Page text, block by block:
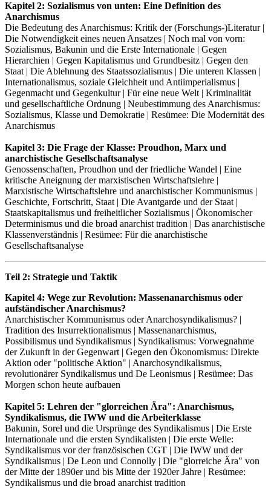
Kapitel 2: Sozialismus von unten: Eine Definition des
Anarchismus
Die Bedeutung des Anarchismus: Kritik der (Forschungs-)Literatur |
Die Notwendigkeit eines neuen Ansatzes | Noch mal von vorn:
Sozialismus, Bakunin und die Erste Internationale | Gegen
Hierarchien | Gegen Kapitalismus und Grundbesitz | Gegen den
Staat | Die Ablehnung des Staatssozialismus | Die unteren Klassen |
Internationalismus, soziale Gleichheit und Antiimperialismus |
Gegenmacht und Gegenkultur | Für eine neue Welt | Kriminalität
und gesellschaftliche Ordnung | Neubestimmung des Anarchismus:
Sozialismus, Klasse und Demokratie | Resümee: Die Modernität des
Anarchismus
Kapitel 3: Die Frage der Klasse: Proudhon, Marx und
anarchistische Gesellschaftsanalyse
Genossenschaften, Proudhon und der friedliche Wandel | Eine
kritische Aneignung der marxistischen Wirtschaftslehre |
Marxistische Wirtschaftslehre und anarchistischer Kommunismus |
Geschichte, Fortschritt, Staat | Die Avantgarde und der Staat |
Staatskapitalismus und freiheitlicher Sozialismus | Ökonomischer
Determinismus und die broad anarchist tradition | Das anarchistische
Klassenverständnis | Resümee: Für die anarchistische
Gesellschaftsanalyse
Teil 2: Strategie und Taktik
Kapitel 4: Wege zur Revolution: Massenanarchismus oder
aufständischer Anarchismus?
Anarchistischer Kommunismus oder Anarchosyndikalismus? |
Tradition des Insurrektionalismus | Massenanarchismus,
Possibilismus und Syndikalismus | Syndikalismus: Vorwegnahme
der Zukunft in der Gegenwart | Gegen den Ökonomismus: Direkte
Aktion oder "politische Aktion" | Anarchosyndikalismus,
revolutionärer Syndikalismus und De Leonismus | Resümee: Das
Morgen schon heute aufbauen
Kapitel 5: Lehren der "glorreichen Ära": Anarchismus,
Syndikalismus, die IWW und die Arbeiterklasse
Bakunin, Sorel und die Ursprünge des Syndikalismus | Die Erste
Internationale und die ersten Syndikalisten | Die erste Welle:
Syndikalismus vor der französischen CGT | Die IWW und der
Syndikalismus | De Leon und Connolly | Die "glorreiche Ära" von
der Mitte der 1890er und bis Mitte der 1920er Jahre | Resümee:
Syndikalismus und die broad anarchist tradition